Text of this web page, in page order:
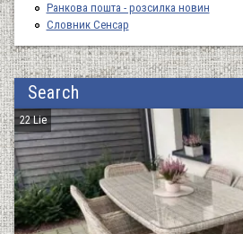
Ранкова пошта - розсилка новин
Словник Сенсар
Search
22 Lie